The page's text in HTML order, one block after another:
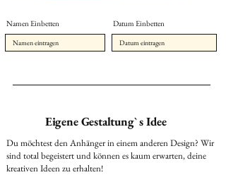
Namen Einbetten Datum Einbetten
Eigene Gestaltung` s Idee
Du möchtest den Anhänger in einem anderen Design? Wir
sind total begeistert und können es kaum erwarten, deine
kreativen Ideen zu erhalten!